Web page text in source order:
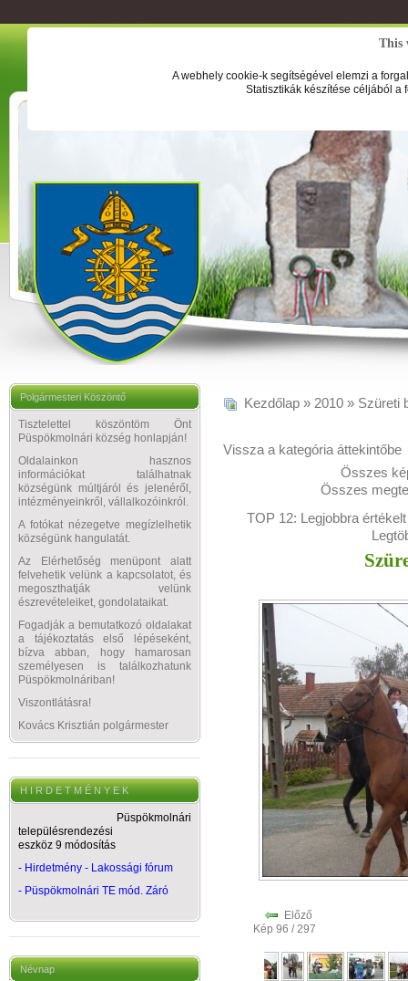
This
A webhely cookie-k segítségével elemzi a
Statisztikák készítése céljából a
Polgármesteri Köszöntő
Tisztelettel köszöntöm Önt
Püspökmolnári község honlapján!
Oldalainkon hasznos
információkat találhatnak
községünk múltjáról és jelenéről,
intézményeinkről, vállalkozóinkról.
A fotókat nézegetve megízlelhetik
községünk hangulatát.
Az Elérhetőség menüpont alatt
felvehetik velünk a kapcsolatot, és
megoszthatják velünk
észrevételeiket, gondolataikat.
Fogadják a bemutatkozó oldalakat
a tájékoztatás első lépéseként,
bízva abban, hogy hamarosan
személyesen is találkozhatunk
Püspökmolnáriban!
Viszontlátásra!
Kovács Krisztián polgármester
H I R D E T M É N Y E K
Püspökmolnári
településrendezési
eszköz 9 módosítás
- Hirdetmény - Lakossági fórum
- Püspökmolnári TE mód. Záró
Névnap
Kezdőlap » 2010 » Szüreti
Vissza a kategória áttekintőbe
Összes
Összes
TOP 12: Legjobbra értékelt
Előző
Kép 96 / 297